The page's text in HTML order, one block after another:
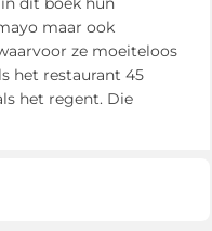
maar ook
ze moeiteloos
het restaurant 45
het regent. Die